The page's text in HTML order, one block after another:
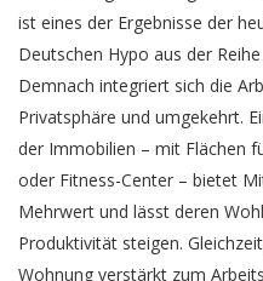
ist eines der Ergebnisse der
Deutschen Hypo aus der
Demnach integriert sich die
Privatsphäre und umgekehrt.
der Immobilien – mit Flächen
oder Fitness-Center – bietet
Mehrwert und lässt deren
Produktivität steigen.
Wohnung verstärkt zum